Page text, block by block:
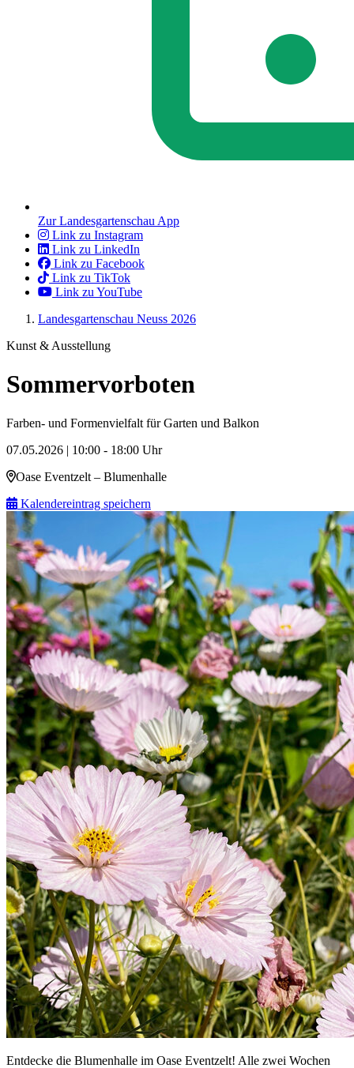
Zur Landesgartenschau App
Link zu Instagram
Link zu LinkedIn
Link zu Facebook
Link zu TikTok
Link zu YouTube
Landesgartenschau Neuss 2026
Kunst & Ausstellung
Sommervorboten
Farben- und Formenvielfalt für Garten und Balkon
07.05.2026 | 10:00 - 18:00 Uhr
Oase Eventzelt – Blumenhalle
Kalendereintrag speichern
Entdecke die Blumenhalle im Oase Eventzelt! Alle zwei Wochen